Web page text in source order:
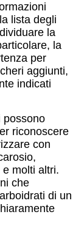
lista degli
la
la
per
aggiunti,
indicati
possono
riconoscere
con
molti altri.
che
di un